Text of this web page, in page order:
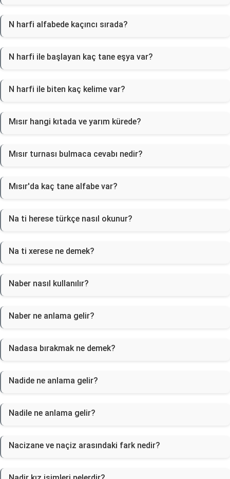
N harfi alfabede kaçıncı sırada?
N harfi ile başlayan kaç tane eşya var?
N harfi ile biten kaç kelime var?
Mısır hangi kıtada ve yarım kürede?
Mısır turnası bulmaca cevabı nedir?
Mısır'da kaç tane alfabe var?
Na ti herese türkçe nasıl okunur?
Na ti xerese ne demek?
Naber nasıl kullanılır?
Naber ne anlama gelir?
Nadasa bırakmak ne demek?
Nadide ne anlama gelir?
Nadile ne anlama gelir?
Nacizane ve naçiz arasındaki fark nedir?